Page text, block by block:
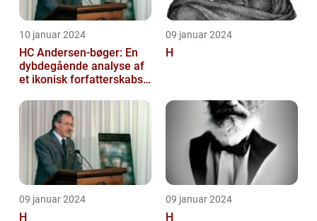
10 januar 2024
HC Andersen-bøger: En
dybdegående analyse af
et ikonisk forfatterskabs
09 januar 2024
H
09 januar 2024
H
09 januar 2024
H